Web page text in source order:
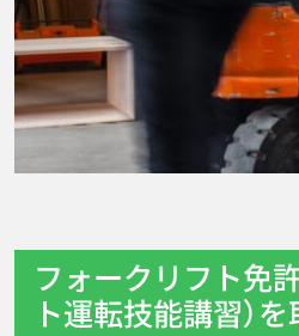
フォークリフト免
ト運転技能講習）